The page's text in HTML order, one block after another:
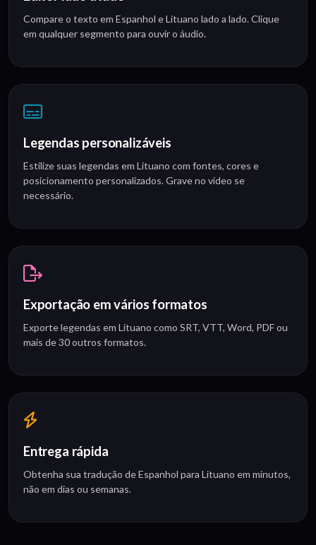
Compare o texto em Espanhol e Lituano lado a lado. Clique
em qualquer segmento para ouvir o áudio.
Legendas personalizáveis
Estilize suas legendas em Lituano com fontes, cores e
posicionamento personalizados. Grave no vídeo se
necessário.
Exportação em vários formatos
Exporte legendas em Lituano como SRT, VTT, Word, PDF ou
mais de 30 outros formatos.
Entrega rápida
Obtenha sua tradução de Espanhol para Lituano em minutos,
não em dias ou semanas.